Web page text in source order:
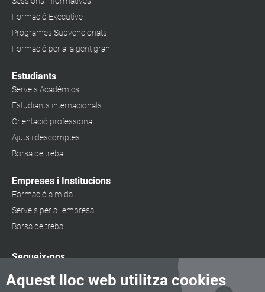
Aquest lloc web utilitza cookies
Formació Executive
Programes Subvencionats
Formació per a la gent gran
Estudiants
Serveis Acadèmics
Estudiants internacionals
Orientació professional
Ajuts i descomptes
Borsa de treball
Empreses i Institucions
Formació a mida
Serveis per a l'empresa
Borsa de treball
Segueix-nos